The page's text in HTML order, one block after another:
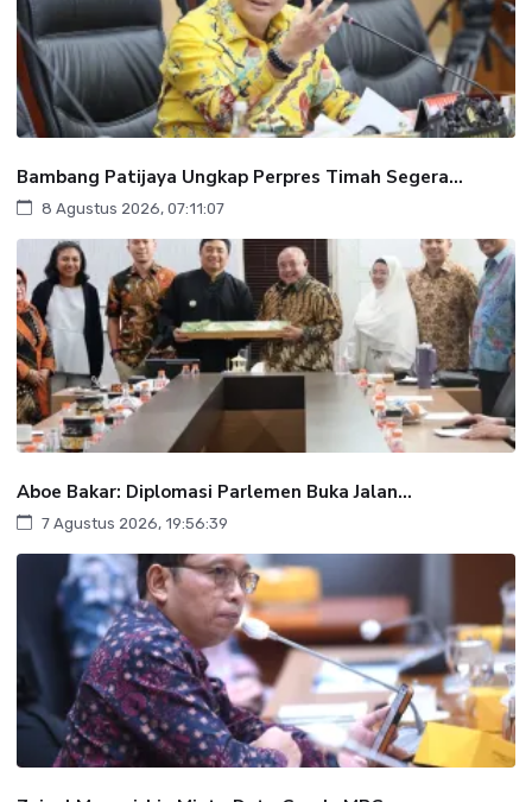
Bambang Patijaya Ungkap Perpres Timah Segera...
8 Agustus 2026, 07:11:07
Aboe Bakar: Diplomasi Parlemen Buka Jalan...
7 Agustus 2026, 19:56:39